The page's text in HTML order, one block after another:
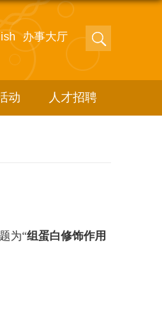
办事大厅
动 人才招聘
为“组蛋白修饰作用